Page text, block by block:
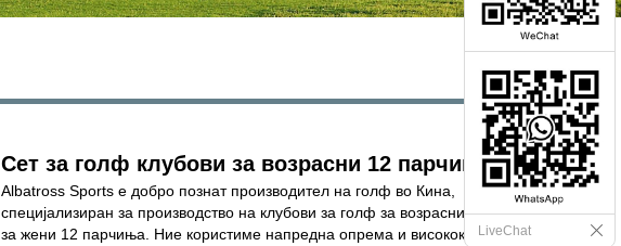
Сет за голф клубови за возрасни 12 парчиња
Albatross Sports е добро познат производител на голф во Кина,
специјализиран за производство на клубови за голф за возрасни комплет
за жени 12 парчиња. Ние користиме напредна опрема и висококвалитетни
LiveChat